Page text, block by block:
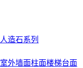
人造石系列
室外墙面柱面楼梯台面